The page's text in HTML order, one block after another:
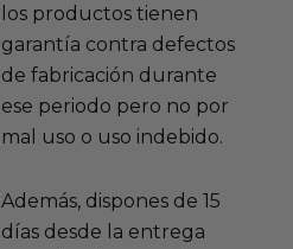
los productos tienen
garantía contra defectos
de fabricación durante
ese periodo pero no por
mal uso o uso indebido.
Además, dispones de 15
días desde la entrega